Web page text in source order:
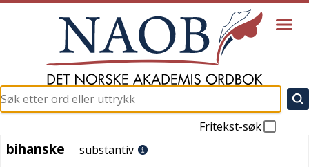
Fritekst-søk
bihanske
bihanske substantiv